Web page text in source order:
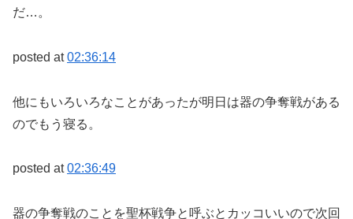
だ…。
posted at02:36:14
他にもいろいろなことがあったが明日は器の争奪戦がある
のでもう寝る。
posted at02:36:49
器の争奪戦のことを聖杯戦争と呼ぶとカッコいいので次回